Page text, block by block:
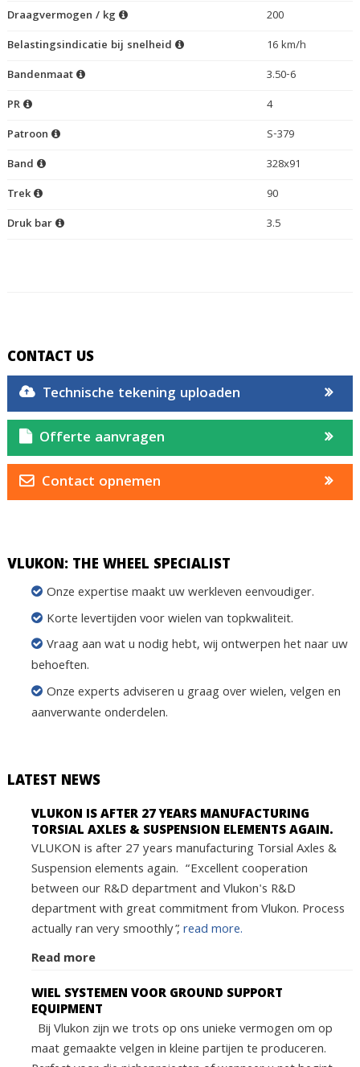
Draagvermogen / kg
200
Belastingsindicatie bij snelheid
16 km/h
Bandenmaat
3.50-6
PR
4
Patroon
S-379
Band
328x91
Trek
90
Druk bar
3.5
CONTACT US
Technische tekening uploaden
Offerte aanvragen
Contact opnemen
VLUKON: THE WHEEL SPECIALIST
Onze expertise maakt uw werkleven eenvoudiger.
Korte levertijden voor wielen van topkwaliteit.
Vraag aan wat u nodig hebt, wij ontwerpen het naar uw
behoeften.
Onze experts adviseren u graag over wielen, velgen en
aanverwante onderdelen.
LATEST NEWS
VLUKON IS AFTER 27 YEARS MANUFACTURING
TORSIAL AXLES & SUSPENSION ELEMENTS AGAIN.
VLUKON is after 27 years manufacturing Torsial Axles &
Suspension elements again. “Excellent cooperation
between our R&D department and Vlukon's R&D
department with great commitment from Vlukon. Process
actually ran very smoothly”,read more.
Read more
WIEL SYSTEMEN VOOR GROUND SUPPORT
EQUIPMENT
Bij Vlukon zijn we trots op ons unieke vermogen om op
maat gemaakte velgen in kleine partijen te produceren.